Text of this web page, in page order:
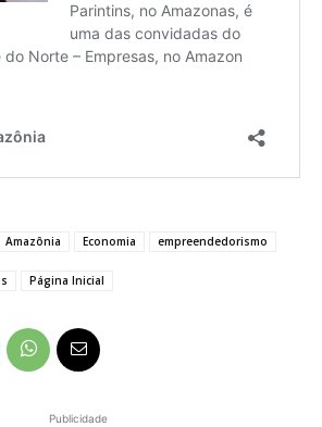
Amazônia Economia empreendedorismo
Página Inicial
Publicidade